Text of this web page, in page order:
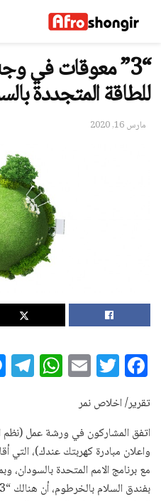
“3” معوقات في
للطاقة المتجددة
مارس 16, 2020
F
a
c
e
b
o
T
w
it
te
r
E
m
l
W
h
s
A
p
g
تقرير/ اخلاص نمر
اتفق المشاركون في ورشة عمل (نظم
واعلان مبادرة كهربتك عندك)، التي
مع برنامج الامم المتحدة بالسودان،